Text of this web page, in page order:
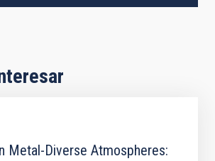
Metal-Diverse Atmospheres: